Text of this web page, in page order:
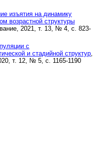
изъятия на динамику
возрастной структуры
2021, т. 13, № 4, с. 823-
с
и стадийной структур,
т. 12, № 5, с. 1165-1190